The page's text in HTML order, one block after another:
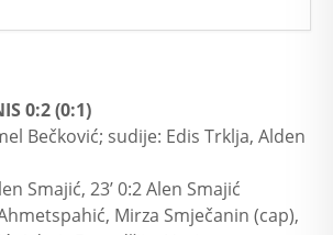
0:2 (0:1)
Bečković; sudije: Edis Trklja, Alden
Smajić, 23’ 0:2 Alen Smajić
Mirza Smječanin (cap),